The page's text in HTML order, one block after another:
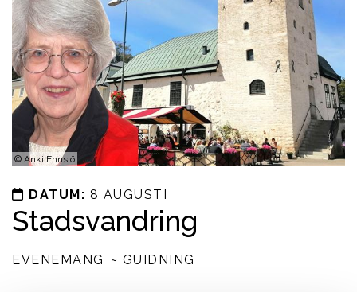
© Anki Ehnsiö
DATUM: 8 AUGUSTI
Stadsvandring
EVENEMANG GUIDNING